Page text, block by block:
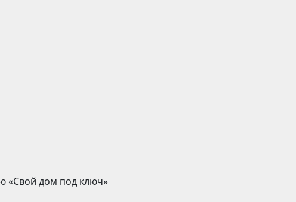
«Свой дом под ключ»